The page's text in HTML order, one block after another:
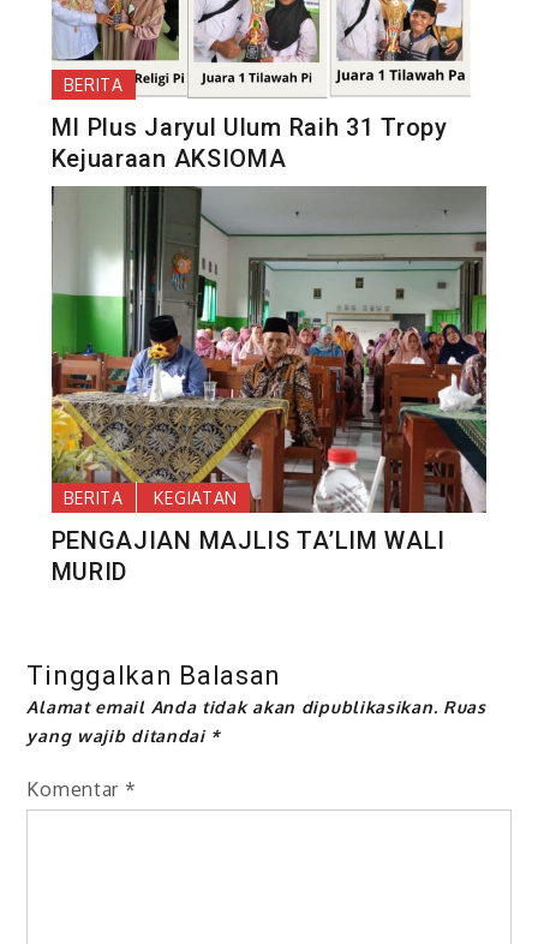
BERITA
MI Plus Jaryul Ulum Raih 31 Tropy
Kejuaraan AKSIOMA
BERITA KEGIATAN
PENGAJIAN MAJLIS TA’LIM WALI
MURID
Tinggalkan Balasan
Alamat email Anda tidak akan dipublikasikan. Ruas
yang wajib ditandai *
Komentar *